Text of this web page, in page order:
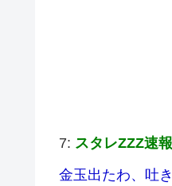
7: スタレZZZ速報
金玉出たわ、吐